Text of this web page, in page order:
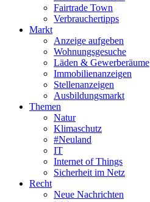
Fairtrade Town
Verbrauchertipps
Markt
Anzeige aufgeben
Wohnungsgesuche
Läden & Gewerberäume
Immobilienanzeigen
Stellenanzeigen
Ausbildungsmarkt
Themen
Natur
Klimaschutz
#Neuland
IT
Internet of Things
Sicherheit im Netz
Recht
Neue Nachrichten